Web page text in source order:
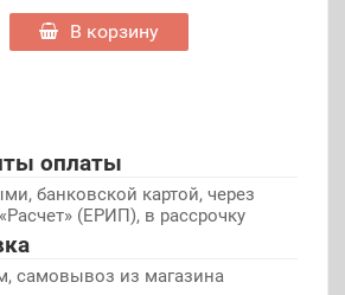
В корзину
оплаты
банковской картой, через
(ЕРИП), в рассрочку
самовывоз из магазина